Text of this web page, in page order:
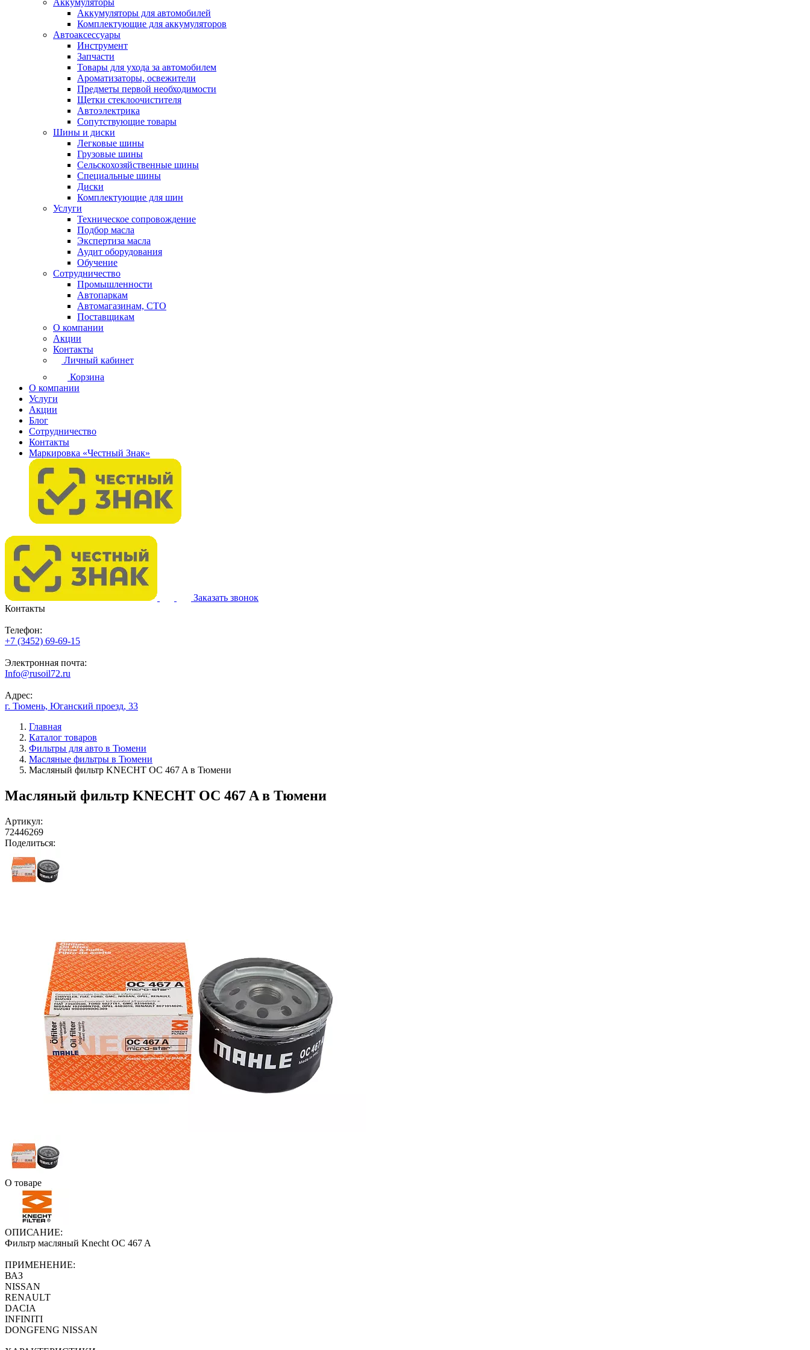
Аккумуляторы
Аккумуляторы для автомобилей
Комплектующие для аккумуляторов
Автоаксессуары
Инструмент
Запчасти
Товары для ухода за автомобилем
Ароматизаторы, освежители
Предметы первой необходимости
Щетки стеклоочистителя
Автоэлектрика
Сопутствующие товары
Шины и диски
Легковые шины
Грузовые шины
Сельскохозяйственные шины
Специальные шины
Диски
Комплектующие для шин
Услуги
Техническое сопровождение
Подбор масла
Экспертиза масла
Аудит оборудования
Обучение
Сотрудничество
Промышленности
Автопаркам
Автомагазинам, СТО
Поставщикам
О компании
Акции
Контакты
Личный кабинет
Корзина
О компании
Услуги
Акции
Блог
Сотрудничество
Контакты
Маркировка «Честный Знак»
Заказать звонок
Контакты
Телефон:
+7 (3452) 69-69-15
Электронная почта:
Info@rusoil72.ru
Адрес:
г. Тюмень, Юганский проезд, 33
Главная
Каталог товаров
Фильтры для авто в Тюмени
Масляные фильтры в Тюмени
Масляный фильтр KNECHT OC 467 A в Тюмени
Масляный фильтр KNECHT OC 467 A в Тюмени
Артикул:
72446269
Поделиться:
О товаре
ОПИСАНИЕ:
Фильтр масляный Knecht OC 467 A
ПРИМЕНЕНИЕ:
ВАЗ
NISSAN
RENAULT
DACIA
INFINITI
DONGFENG NISSAN